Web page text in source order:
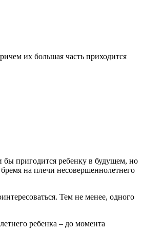
их большая часть приходится
бы пригодится ребенку в будущем, но
на плечи несовершеннолетнего
Тем не менее, одного
ребенка – до момента